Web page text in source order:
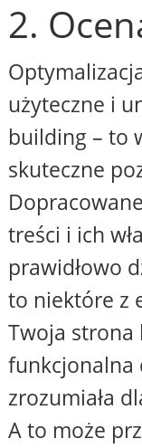
2.
użyteczne i
building – to
skuteczne
treści i ich
prawidłowo
to niektóre z
Twoja strona
funkcjonalna
zrozumiała
A to może